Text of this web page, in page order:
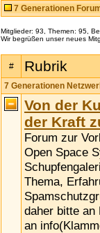
7 Generationen
Mitglieder: 93, Themen: 95,
Wir begrüßen unser neues
# Rubrik
7 Generationen
Von der
der Kraft
Forum zur
Open Space
Thema,
daher bitte
an